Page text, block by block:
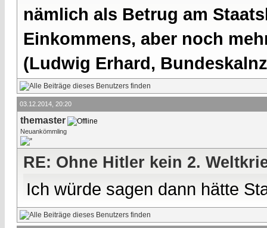
nämlich als Betrug am
Einkommens, aber noch
(Ludwig Erhard,
03.12.2014, 20:20
themaster
Neuankömmling
RE: Ohne Hitler kein 2.
Ich würde sagen dann hätte